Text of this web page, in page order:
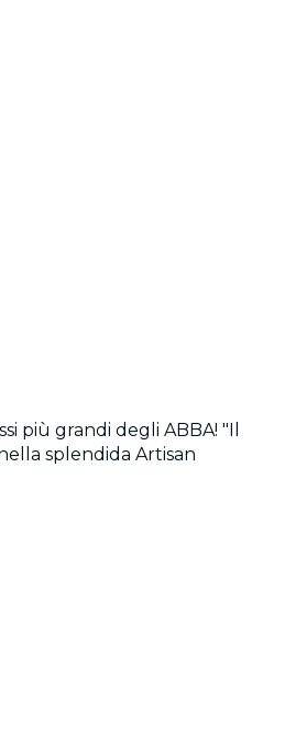
più grandi degli ABBA! "Il
splendida Artisan